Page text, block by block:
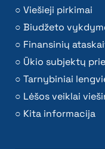
Viešieji pirkimai
Biudžeto
Finansinių
Ūkio subjektų
Tarnybiniai
Lėšos veiklai
Kita informacija